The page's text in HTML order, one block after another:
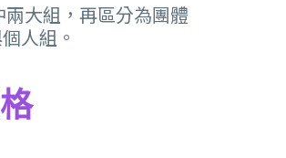
大組，再區分為團體
人組。